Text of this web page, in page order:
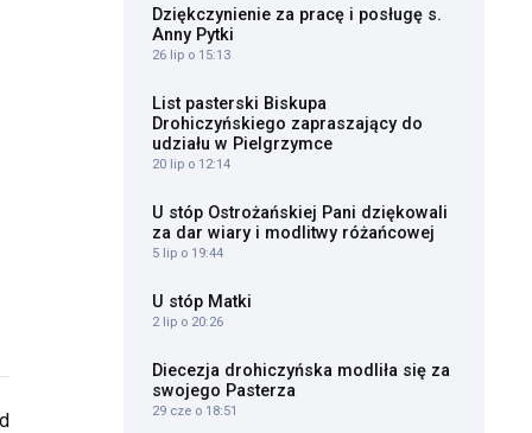
Dziękczynienie za pracę i posługę s.
Anny Pytki
26 lip o 15:13
List pasterski Biskupa
Drohiczyńskiego zapraszający do
udziału w Pielgrzymce
20 lip o 12:14
U stóp Ostrożańskiej Pani dziękowali
za dar wiary i modlitwy różańcowej
5 lip o 19:44
U stóp Matki
2 lip o 20:26
Diecezja drohiczyńska modliła się za
swojego Pasterza
29 cze o 18:51